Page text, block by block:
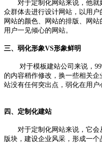
对于定制化网站来说，他就
众群体去进行设计网站，以用
网站的颜色、网站的排版、网
用户一见倾心的网站。
三、弱化形象VS形象鲜明
对于模板建站公司来说，
的内容稍作修改，换一些相关
站没有任何突出点，弱化在用户
四、定制化建站
对于定制化网站来说，它会
版块，建设企业风采，形成一个